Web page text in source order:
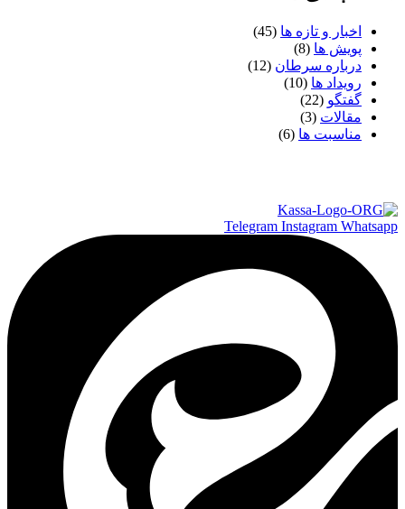
اخبار و تازه ها (45)
پویش ها (8)
درباره سرطان (12)
رویداد ها (10)
گفتگو (22)
مقالات (3)
مناسبت ها (6)
Telegram Instagram Whatsapp